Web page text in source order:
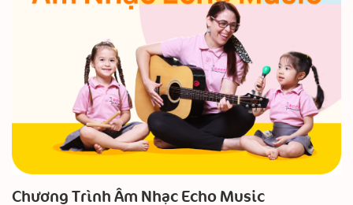
Chương Trình Âm Nhạc Echo Music